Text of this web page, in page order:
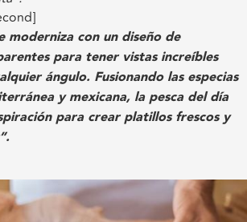
moderniza con un diseño de
para tener vistas increíbles
ángulo. Fusionando las especias
y mexicana, la pesca del día
para crear platillos frescos y